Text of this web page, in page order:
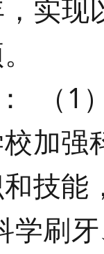
现
1）
加强
技能
学刷